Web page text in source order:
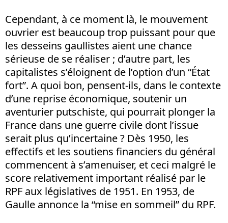
Cependant, à ce moment là, le mouvement
ouvrier est beaucoup trop puissant pour que
les desseins gaullistes aient une chance
sérieuse de se réaliser ; d’autre part, les
capitalistes s’éloignent de l’option d’un “État
fort”. A quoi bon, pensent-ils, dans le contexte
d’une reprise économique, soutenir un
aventurier putschiste, qui pourrait plonger la
France dans une guerre civile dont l’issue
serait plus qu’incertaine ? Dès 1950, les
effectifs et les soutiens financiers du général
commencent à s’amenuiser, et ceci malgré le
score relativement important réalisé par le
RPF aux législatives de 1951. En 1953, de
Gaulle annonce la “mise en sommeil” du RPF.